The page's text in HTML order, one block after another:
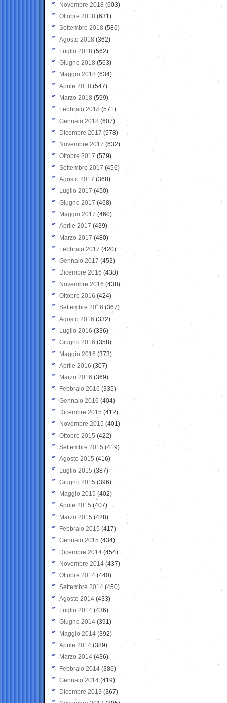
Novembre 2018 (603)
Ottobre 2018 (631)
Settembre 2018 (586)
Agosto 2018 (362)
Luglio 2018 (562)
Giugno 2018 (563)
Maggio 2018 (634)
Aprile 2018 (547)
Marzo 2018 (599)
Febbraio 2018 (571)
Gennaio 2018 (607)
Dicembre 2017 (578)
Novembre 2017 (632)
Ottobre 2017 (579)
Settembre 2017 (456)
Agosto 2017 (368)
Luglio 2017 (450)
Giugno 2017 (468)
Maggio 2017 (460)
Aprile 2017 (439)
Marzo 2017 (480)
Febbraio 2017 (420)
Gennaio 2017 (453)
Dicembre 2016 (438)
Novembre 2016 (438)
Ottobre 2016 (424)
Settembre 2016 (367)
Agosto 2016 (332)
Luglio 2016 (336)
Giugno 2016 (358)
Maggio 2016 (373)
Aprile 2016 (307)
Marzo 2016 (369)
Febbraio 2016 (335)
Gennaio 2016 (404)
Dicembre 2015 (412)
Novembre 2015 (401)
Ottobre 2015 (422)
Settembre 2015 (419)
Agosto 2015 (416)
Luglio 2015 (387)
Giugno 2015 (396)
Maggio 2015 (402)
Aprile 2015 (407)
Marzo 2015 (428)
Febbraio 2015 (417)
Gennaio 2015 (434)
Dicembre 2014 (454)
Novembre 2014 (437)
Ottobre 2014 (440)
Settembre 2014 (450)
Agosto 2014 (433)
Luglio 2014 (436)
Giugno 2014 (391)
Maggio 2014 (392)
Aprile 2014 (389)
Marzo 2014 (436)
Febbraio 2014 (386)
Gennaio 2014 (419)
Dicembre 2013 (367)